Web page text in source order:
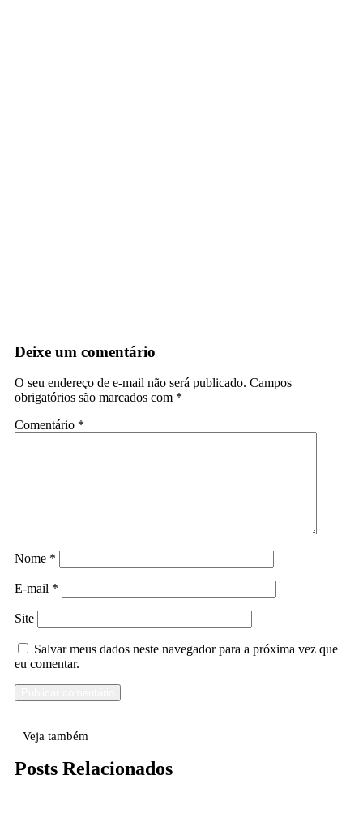
Deixe um comentário
O seu endereço de e-mail não será publicado. Campos
obrigatórios são marcados com *
Comentário *
Nome *
E-mail *
Site
Salvar meus dados neste navegador para a próxima vez que
eu comentar.
Veja também
Posts Relacionados